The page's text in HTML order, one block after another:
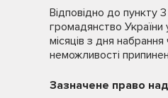
Відповідно до пункту
громадянство України
місяців з дня
неможливості
Зазначене право